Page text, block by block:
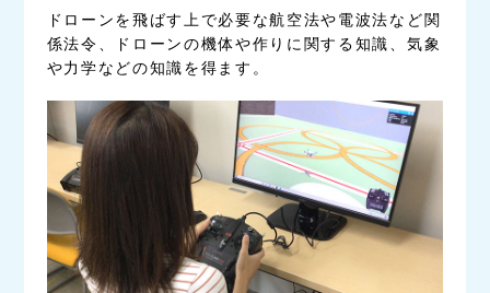
ドローンを飛ばす上で必要な航空法や電波法など関
係法令、ドローンの機体や作りに関する知識、気象
や力学などの知識を得ます。